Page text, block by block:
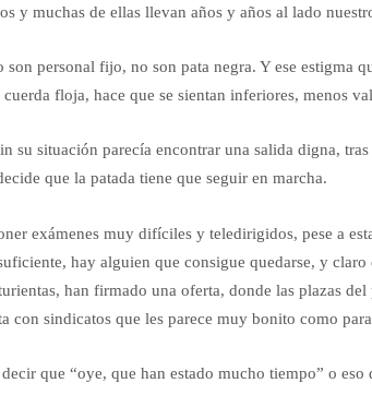
y muchas de ellas llevan años y años al lado
son personal fijo, no son pata negra. Y ese estigma
cuerda floja, hace que se sientan inferiores, menos
su situación parecía encontrar una salida digna,
que la patada tiene que seguir en marcha.
exámenes muy difíciles y teledirigidos, pese a
hay alguien que consigue quedarse, y
han firmado una oferta, donde las plazas
con sindicatos que les parece muy bonito como
que “oye, que han estado mucho tiempo” o eso